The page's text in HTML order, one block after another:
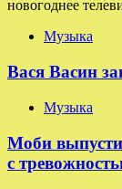
новогоднее
Музыка
Вася Васин
Музыка
Моби
с